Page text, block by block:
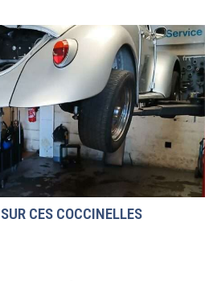
CES COCCINELLES